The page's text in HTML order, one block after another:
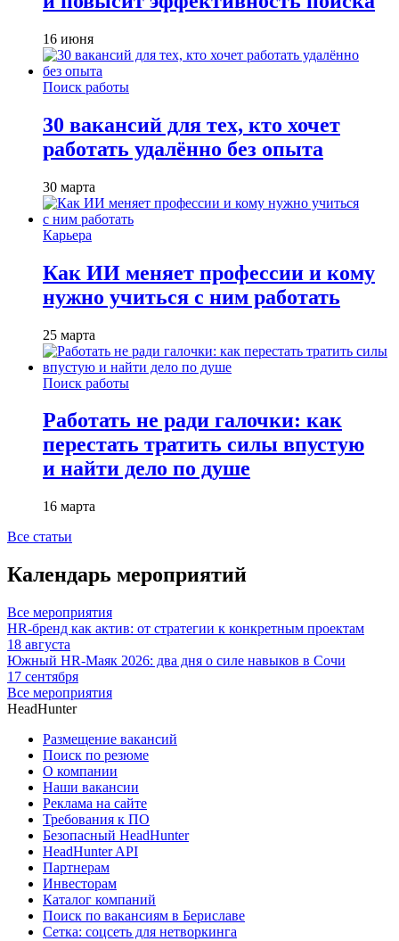
16 июня
Поиск работы
30 вакансий для тех, кто хочет
работать удалённо без опыта
30 марта
Карьера
Как ИИ меняет профессии и кому
нужно учиться с ним работать
25 марта
Поиск работы
Работать не ради галочки: как
перестать тратить силы впустую
и найти дело по душе
16 марта
Все статьи
Календарь мероприятий
Все мероприятия
HR-бренд как актив: от стратегии к конкретным проектам
18 августа
Южный HR-Маяк 2026: два дня о силе навыков в Сочи
17 сентября
Все мероприятия
HeadHunter
Размещение вакансий
Поиск по резюме
О компании
Наши вакансии
Реклама на сайте
Требования к ПО
Безопасный HeadHunter
HeadHunter API
Партнерам
Инвесторам
Каталог компаний
Поиск по вакансиям в Бериславе
Сетка: соцсеть для нетворкинга